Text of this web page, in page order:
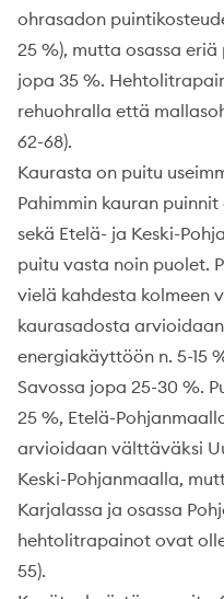
ohrasadon
25 %), mutta osassa
jopa 35 %.
rehuohralla että
62-68).
Kaurasta on puitu
Pahimmin kauran
sekä Etelä- ja Keski-
puitu vasta noin puolet.
vielä kahdesta kolmeen
kaurasadosta
energiakäyttöön n. 5-15
Savossa jopa 25-30 %.
25 %, Etelä-
arvioidaan välttäväksi
Keski-Pohjanmaalla,
Karjalassa ja osassa
hehtolitrapainot ovat
55).